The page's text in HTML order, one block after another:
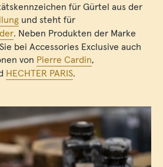
für Gürtel aus der
und steht für
. Neben Produkten der Marke
bei Accessories Exclusive auch
von Pierre Cardin,
HECHTER PARIS.